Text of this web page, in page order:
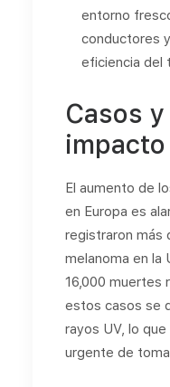
entorno
conductores
eficiencia del
Casos
El aumento de
en Europa es
registraron más
melanoma en la
16,000 muertes
estos casos se
rayos UV, lo
urgente de